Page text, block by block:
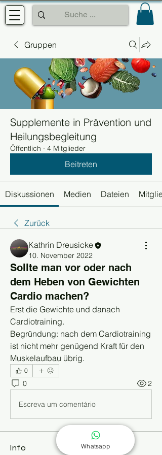
Gruppen
Supplemente in Prävention und
Heilungsbegleitung
Öffentlich · 4 Mitglieder
Beitreten
Diskussionen Medien Dateien
Zurück
Kathrin Dreusicke
10. November 2022
Sollte man vor oder nach
dem Heben von Gewichten
Cardio machen?
Erst die Gewichte und danach
Cardiotraining.
Begründung: nach dem Cardiotraining
ist nicht mehr genügend Kraft für den
Muskelaufbau übrig.
0
0 2
Escreva um comentário
Info Whatsapp